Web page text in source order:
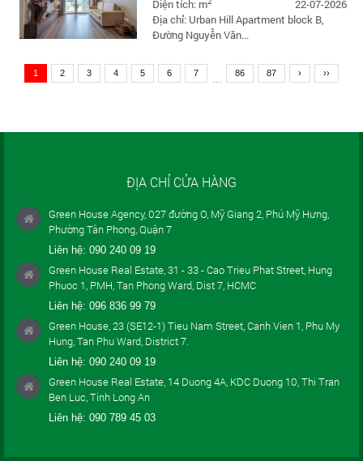
Diện tích: m
22-07-2026
Địa chỉ: Urban Hill Apartment block B,
Đường Nguyễn Văn...
1 2 3 4 5 6 7 86 87 › ››
ĐỊA CHỈ CỬA HÀNG
Green House Agency, 027 đường O, Mỹ Giang 2, Phú Mỹ Hưng,
Phường Tân Phong, Quận 7
Liên hệ: 090 240 09 19
Green House Real Estate, 31 - 33 - Cao Trieu Phat Street, Hung
Phuoc 1, PMH, Tan Phong Ward, Dist 7, HCMC
Liên hệ: 096 836 99 79
Green House, 23 (SE12-1) Tieu Nam Street, Canh Vien 1, Phu My
Hung, Tan Phu Ward, District 7.
Liên hệ: 090 240 09 19
Green House Real Estate, 14 Duong 4A, KDC Duong 10, Thi Tran
Ben Luc, Tinh Long An
Liên hệ: 090 789 45 03